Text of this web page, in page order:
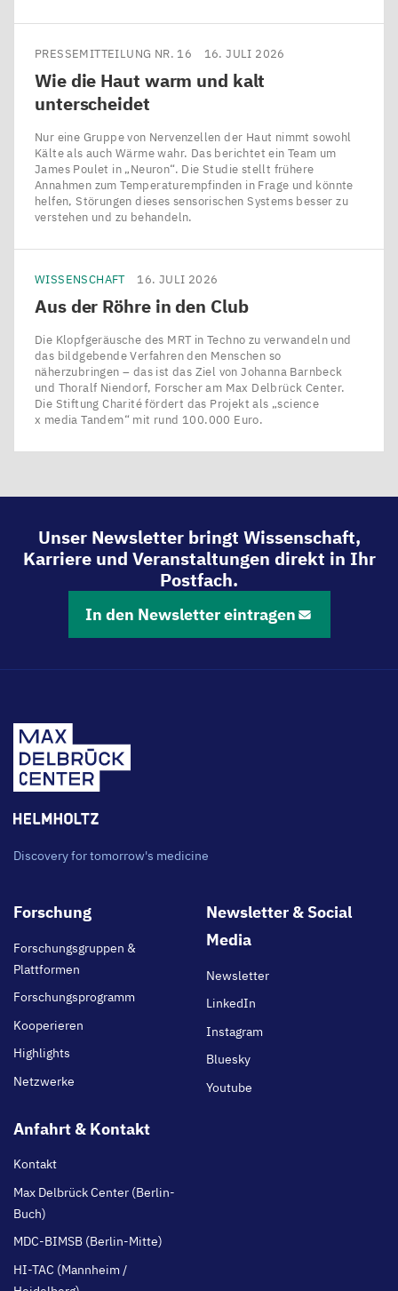
PRESSEMITTEILUNG NR. 16 16. JULI 2026
Wie die Haut warm und kalt
unterscheidet
Nur eine Gruppe von Nervenzellen der Haut nimmt sowohl
Kälte als auch Wärme wahr. Das berichtet ein Team um
James Poulet in ​„Neuron“. Die Studie stellt frühere
Annahmen zum Temperaturempfinden in Frage und könnte
helfen, Störungen dieses sensorischen Systems besser zu
verstehen und zu behandeln.
WISSENSCHAFT 16. JULI 2026
Aus der Röhre in den Club
Die Klopfgeräusche des MRT in Techno zu verwandeln und
das bildgebende Verfahren den Menschen so
näherzubringen – das ist das Ziel von Johanna Barnbeck
und Thoralf Niendorf, Forscher am Max Delbrück Center.
Die Stiftung Charité fördert das Projekt als ​„science
x media Tandem“ mit rund 100.000 Euro.
Unser Newsletter bringt Wissenschaft,
Karriere und Veranstaltungen direkt in Ihr
Postfach.
In den Newsletter eintragen
Discovery for tomorrow's medicine
Footer
Forschung
Forschungsgruppen &
Plattformen
Forschungsprogramm
Kooperieren
Highlights
Netzwerke
Newsletter & Social
Media
Newsletter
LinkedIn
Instagram
Bluesky
Youtube
Anfahrt & Kontakt
Kontakt
Max Delbrück Center (Berlin-
Buch)
MDC-BIMSB (Berlin-Mitte)
HI-TAC (Mannheim /